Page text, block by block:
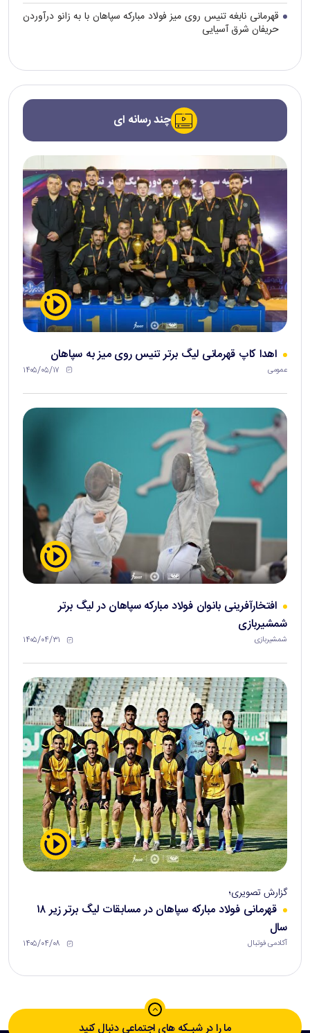
قهرمانی نابغه تنیس روی میز فولاد مبارکه سپاهان با به زانو درآوردن
حریفان شرق آسیایی
چند رسانه ای
اهدا کاپ قهرمانی لیگ برتر تنیس روی میز به سپاهان
عمومی ۱۴۰۵/۰۵/۱۷
افتخارآفرینی بانوان فولاد مبارکه سپاهان در لیگ برتر
شمشیربازی
شمشیربازی ۱۴۰۵/۰۴/۳۱
گزارش تصویری؛
قهرمانی فولاد مبارکه سپاهان در مسابقات لیگ برتر زیر ۱۸
سال
آکادمی فوتبال ۱۴۰۵/۰۴/۰۸
ما را در شبـکه های اجتماعی دنبال کنید